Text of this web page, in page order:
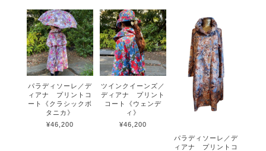
パラディソーレ／デ
ィアナ プリントコ
ート《クラシックボ
タニカ》
¥46,200
ツインクイーンズ／
ディアナ プリント
コート《ウェンデ
ィ》
¥46,200
パラディソーレ／デ
ィアナ プリントコ